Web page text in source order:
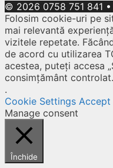
© 2026 0758 751 841
Folosim cookie-uri pe
mai relevantă
vizitele repetate.
de acord cu utilizarea
acestea, puteți accesa
consimțământ controlat.
.
Cookie Settings
Manage consent
Închide